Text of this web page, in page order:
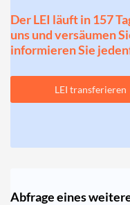
Der LEI läuft in 157
uns und versäumen
informieren Sie
LEI transferieren
Abfrage eines